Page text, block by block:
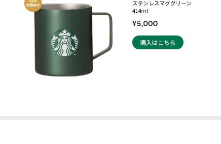
ステンレスマググリーン
414ml
¥5,000
購入はこちら